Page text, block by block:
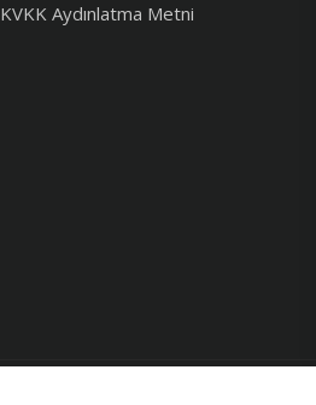
KVKK Aydınlatma Metni